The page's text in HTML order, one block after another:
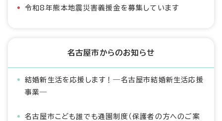
令和8年熊本地震災害義援金を募集しています
名古屋市からのお知らせ
結婚新生活を応援します！―名古屋市結婚新生活応援
事業―
名古屋市こども誰でも通園制度（保護者の方へのご案